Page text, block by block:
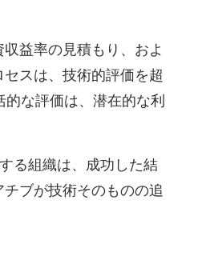
益率の見積もり、およ
スは、技術的評価を超
な評価は、潜在的な利
る組織は、成功した結
ブが技術そのものの追